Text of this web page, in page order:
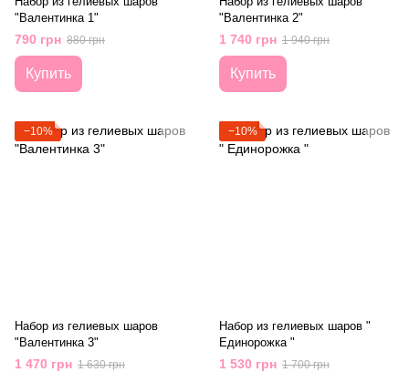
"Валентинка 1"
790 грн 880 грн
Купить
"Валентинка 2"
1 740 грн 1 940 грн
Купить
−10%
Набор из гелиевых шаров
"Валентинка 3"
1 470 грн 1 630 грн
−10%
Набор из гелиевых шаров "
Единорожка "
1 530 грн 1 700 грн